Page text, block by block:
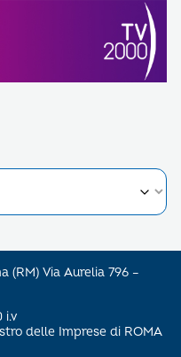
(RM) Via Aurelia 796 –
i.v
delle Imprese di ROMA